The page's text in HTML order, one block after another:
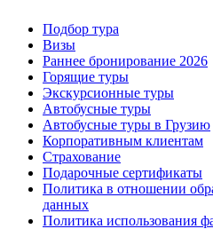
Подбор тура
Визы
Раннее бронирование 2026
Горящие туры
Экскурсионные туры
Автобусные туры
Автобусные туры в Грузию
Корпоративным клиентам
Страхование
Подарочные сертификаты
Политика в отношении
данных
Политика использования